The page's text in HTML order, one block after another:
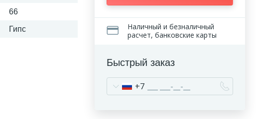
66
Гипс
Наличный и безналичный
расчет, банковские карты
Быстрый заказ
+7